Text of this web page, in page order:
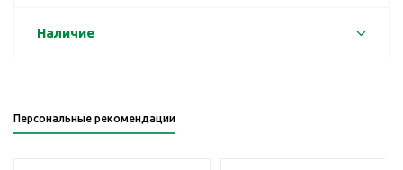
Наличие
Персональные рекомендации